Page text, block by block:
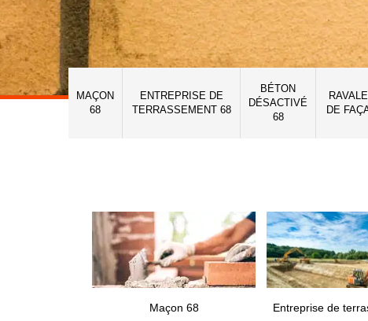
MAÇON
68
ENTREPRISE DE
TERRASSEMENT 68
BÉTON
DÉSACTIVÉ
68
DE
Maçon 68 Entreprise de